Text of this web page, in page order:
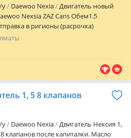
эксплуатации.
y Daewoo Nexia
Двигатель новый
Nexsia ZAZ Cans Обем1.5
в ригионы (расрочка)
1, 5 8 клапанов
y Daewoo Nexia
Двигатель Нексия 1,
клапанов после капиталки. Масло